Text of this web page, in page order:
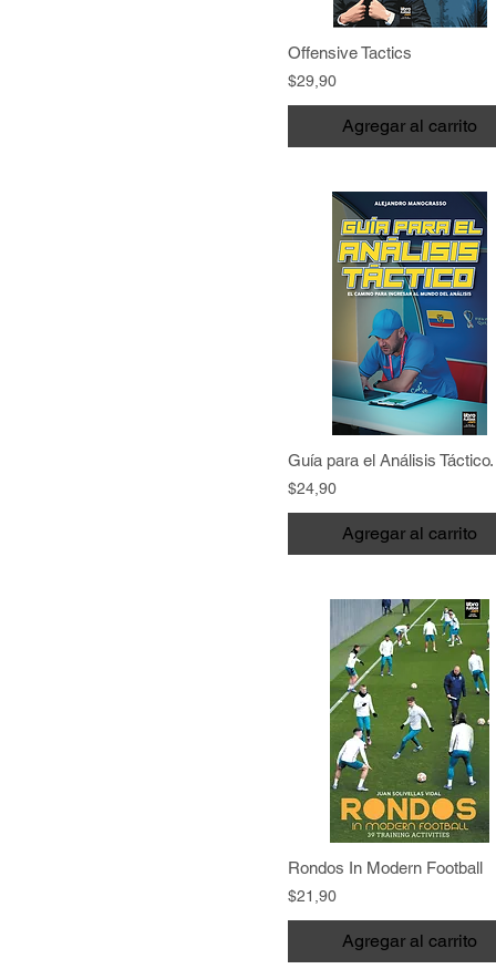
Offensive Tactics
$29,90
Agregar al carrito
$24,90
Agregar al carrito
Rondos In Modern Football
$21,90
Agregar al carrito